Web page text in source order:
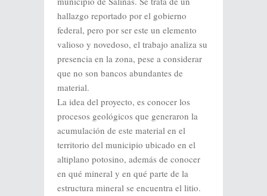
hallazgo reportado por el gobierno
federal, pero por ser este un elemento
valioso y novedoso, el trabajo analiza su
presencia en la zona, pese a considerar
que no son bancos abundantes de
material.
La idea del proyecto, es conocer los
procesos geológicos que generaron la
acumulación de este material en el
territorio del municipio ubicado en el
altiplano potosino, además de conocer
en qué mineral y en qué parte de la
estructura mineral se encuentra el litio.